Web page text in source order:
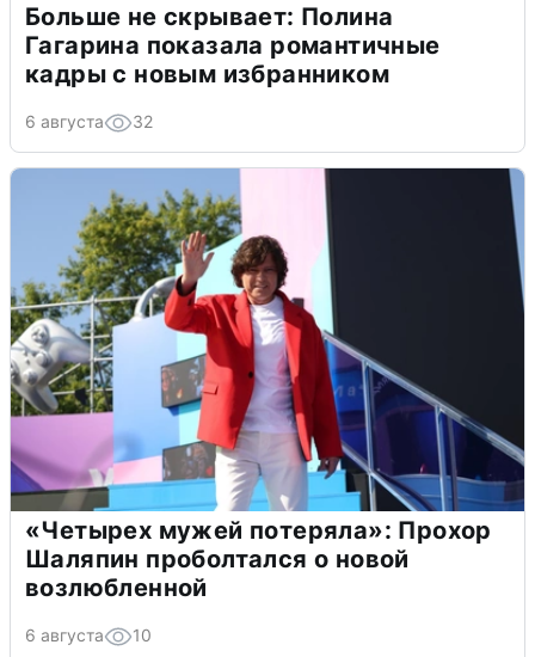
Больше не скрывает: Полина
Гагарина показала романтичные
кадры с новым избранником
6 августа 32
«Четырех мужей потеряла»: Прохор
Шаляпин проболтался о новой
возлюбленной
6 августа 10